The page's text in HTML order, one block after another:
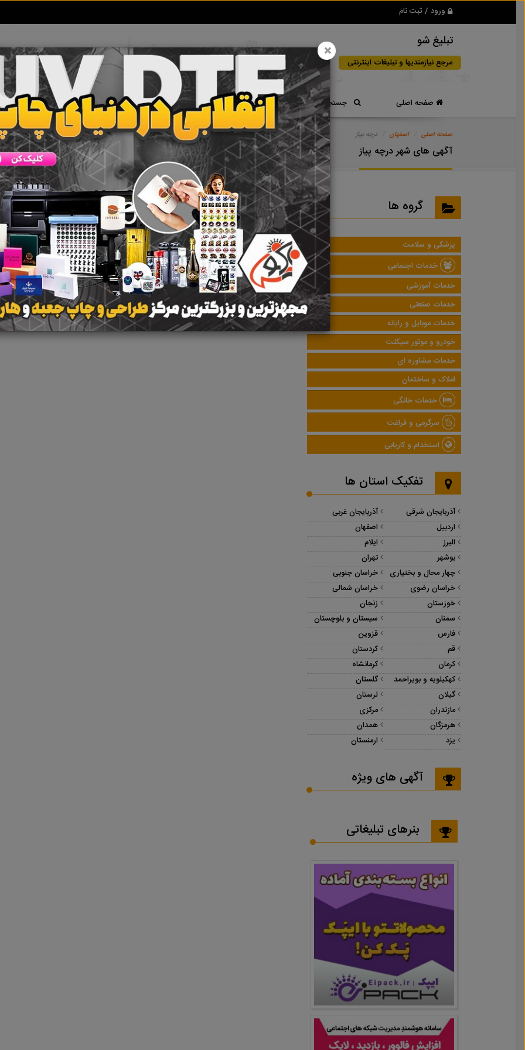
ورود / ثبت نام
تبلیغ شو
مرجع نیازمندیها و تبلیغات اینترنتی
صفحه اصلی جستجوی سریع تعرفه آگهی ها خبرهای سایت تماس با ما
صفحه اصلی اصفهان درچه پیاز
آگهی های شهر درچه پیاز
نتیجه ای
گروه ها
پزشکی و سلامت
خدمات اجتماعی
خدمات آموزشی
خدمات صنعتی
خدمات موبایل و رایانه
خودرو و موتور سیکلت
خدمات مشاوره ای
املاک و ساختمان
خدمات خانگی
سرگرمی و فراغت
استخدام و کاریابی
تفکیک استان ها
آذربایجان شرقی
آذربایجان غربی
اردبیل
اصفهان
البرز
ایلام
بوشهر
تهران
چهار محال و بختیاری
خراسان جنوبی
خراسان رضوی
خراسان شمالی
خوزستان
زنجان
سمنان
سیستان و بلوچستان
فارس
قزوین
قم
کردستان
کرمان
کرمانشاه
کهکیلویه و بویراحمد
گلستان
گیلان
لرستان
مازندران
مرکزی
هرمزگان
همدان
یزد
ارمنستان
آگهی های ویژه
بنرهای تبلیغاتی
×